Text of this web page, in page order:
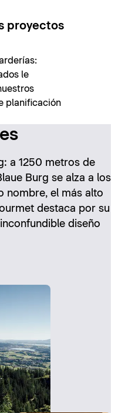
proyectos
le
planificación
a 1250 metros de
Burg se alza a los
nombre, el más alto
destaca por su
diseño